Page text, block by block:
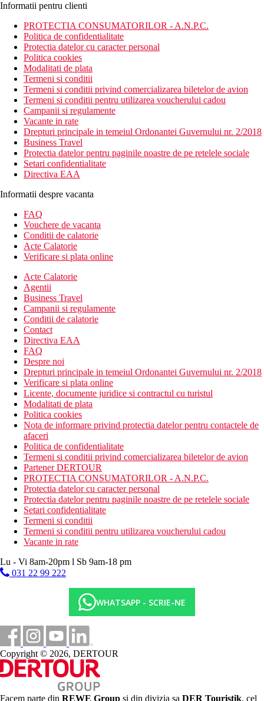
Informatii pentru clienti
PROTECTIA CONSUMATORILOR - A.N.P.C.
Politica de confidentialitate
Protectia datelor cu caracter personal
Politica cookies
Modalitati de plata
Termeni si conditii
Termeni si conditii privind comercializarea biletelor de avion
Termeni si conditii pentru utilizarea voucherului cadou
Campanii si regulamente
Vacante in rate
Drepturi principale in temeiul Ordonantei Guvernului nr. 2/2018
Business Travel
Protectia datelor pentru paginile noastre de pe retelele sociale
Setari confidentialitate
Directiva EAA
Informatii despre vacanta
FAQ
Vouchere de vacanta
Conditii de calatorie
Acte Calatorie
Verificare si plata online
Acte Calatorie
Agentii
Business Travel
Campanii si regulamente
Conditii de calatorie
Contact
Directiva EAA
FAQ
Despre noi
Drepturi principale in temeiul Ordonantei Guvernului nr. 2/2018
Verificare si plata online
Licente, documente juridice si contractul cu turistul
Modalitati de plata
Politica cookies
Nota de informare privind protectia datelor pentru contactele de
afaceri
Politica de confidentialitate
Termeni si conditii privind comercializarea biletelor de avion
Partener DERTOUR
PROTECTIA CONSUMATORILOR - A.N.P.C.
Protectia datelor cu caracter personal
Protectia datelor pentru paginile noastre de pe retelele sociale
Setari confidentialitate
Termeni si conditii
Termeni si conditii pentru utilizarea voucherului cadou
Vacante in rate
Lu - Vi 8am-20pm l Sb 9am-18 pm
031 22 99 222
WHATSAPP - SCRIE-NE
Copyright © 2026, DERTOUR
Facem parte din REWE Group si din divizia sa DER Touristik, cel